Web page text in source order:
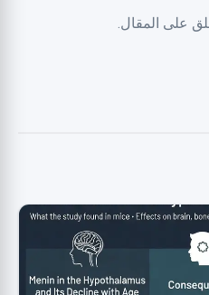
على المقال.